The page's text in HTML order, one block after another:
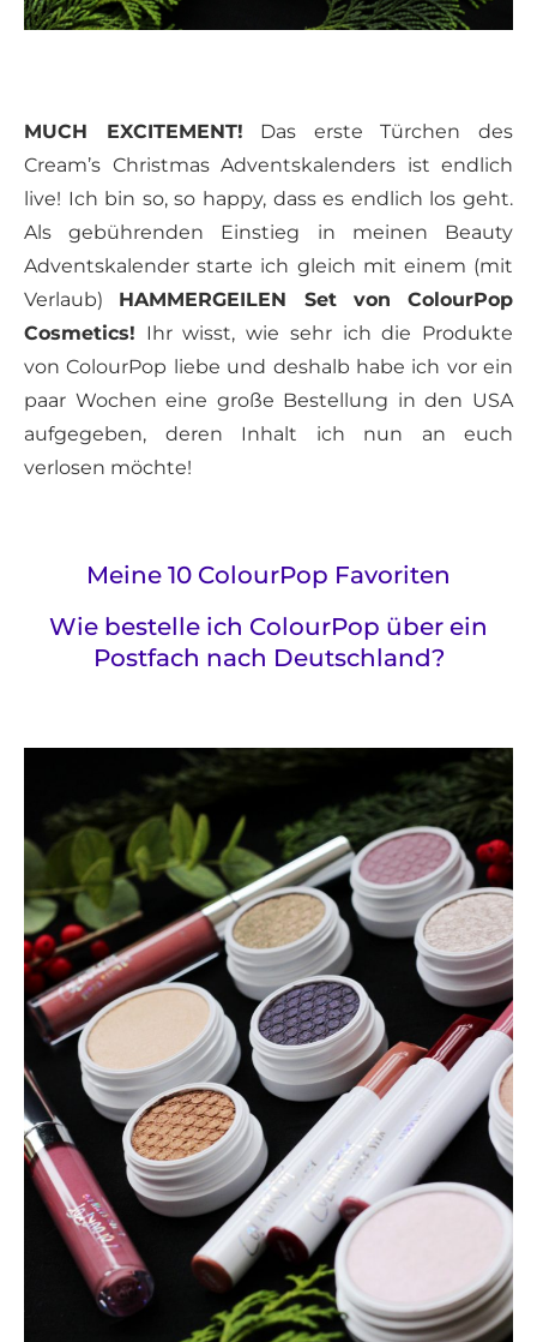
MUCH EXCITEMENT! Das erste Türchen des
Cream’s Christmas Adventskalenders ist endlich
live! Ich bin so, so happy, dass es endlich los geht.
Als gebührenden Einstieg in meinen Beauty
Adventskalender starte ich gleich mit einem (mit
Verlaub) HAMMERGEILEN Set von ColourPop
Cosmetics! Ihr wisst, wie sehr ich die Produkte
von ColourPop liebe und deshalb habe ich vor ein
paar Wochen eine große Bestellung in den USA
aufgegeben, deren Inhalt ich nun an euch
verlosen möchte!
Meine 10 ColourPop Favoriten
Wie bestelle ich ColourPop über ein
Postfach nach Deutschland?